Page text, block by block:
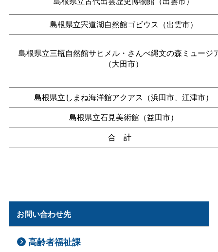
島根県立宍道湖自然館ゴビウス（出雲市）
島根県立三瓶自然館サヒメル・さんべ縄文の森ミュージ
（大田市）
島根県立しまね海洋館アクアス（浜田市、江津市）
島根県立石見美術館（益田市）
合計
お問い合わせ先
高齢者福祉課